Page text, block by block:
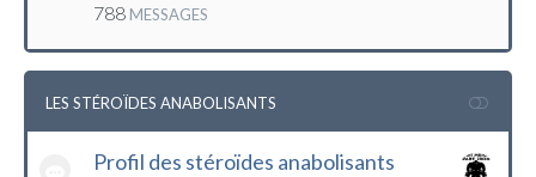
788 MESSAGES
LES STÉROÏDES ANABOLISANTS
Profil des stéroïdes anabolisants